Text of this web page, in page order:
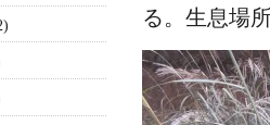
る。生息場